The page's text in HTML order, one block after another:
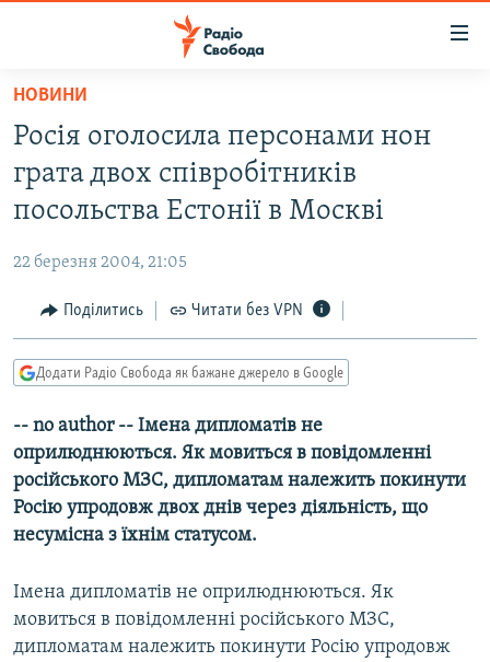
Перейти
основного
матеріалу
Перейти
до
основної
навігації
Перейти
до
пошуку
СТАТТІ
ЕКОНОМІКА
СУСПІЛЬСТВО
УКРАЇНА
СВІТ
РОСІЙСЬКА «ФІЛЬТРАЦІЯ»
ДОНБАС.РЕАЛІЇ
ТИ ЯК?
СХЕМИ
КИТАЙ.ВИКЛИКИ
МУЛЬТИМЕДІА
ФОТО
СПЕЦПРОЄКТИ
ПОДКАСТИ
НОВИНИ
Росія оголосила персонами нон
грата двох співробітників
посольства Естонії в Москві
22 березня 2004, 21:05
Поділитись Читати без VPN
Додати Радіо Свобода як бажане джерело в Google
-- no author -- Імена дипломатів не
оприлюднюються. Як мовиться в повідомленні
російського МЗС, дипломатам належить покинути
Росію упродовж двох днів через діяльність, що
несумісна з їхнім статусом.
Імена дипломатів не оприлюднюються. Як
мовиться в повідомленні російського МЗС,
дипломатам належить покинути Росію упродовж